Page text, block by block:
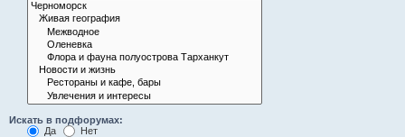
Искать в подфорумах:
Да
Нет